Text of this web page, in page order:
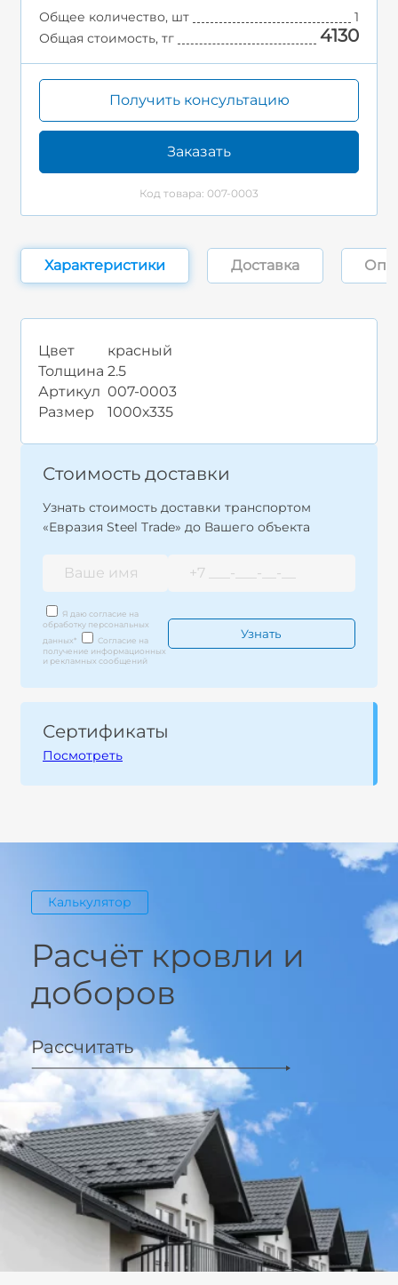
Общее количество, шт
1
Общая стоимость, тг
4130
Получить консультацию
Заказать
Код товара: 007-0003
Характеристики Доставка
Цвет
красный
Толщина 2.5
Артикул 007-0003
Размер
1000х335
Стоимость доставки
Узнать стоимость доставки транспортом
«Евразия Steel Trade» до Вашего объекта
Я даю согласие на
обработку персональных
данных*
Согласие на
получение информационных
и рекламных сообщений
Сертификаты
Посмотреть
Калькулятор
Расчёт кровли и
доборов
Рассчитать